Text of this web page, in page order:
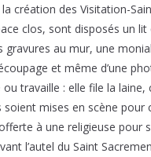
création des Visitation-
clos, sont disposés un
gravures au mur, une
et même d’une
travaille : elle file la
soient mises en scène
à une religieuse pour
l’autel du Saint